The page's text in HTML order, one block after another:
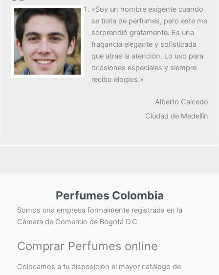
«Soy un hombre exigente cuando
se trata de perfumes, pero este me
sorprendió gratamente. Es una
fragancia elegante y sofisticada
que atrae la atención. Lo uso para
ocasiones especiales y siempre
recibo elogios.»
Alberto Caicedo
Ciudad de Medellín
Perfumes Colombia
Somos una empresa formalmente registrada en la
Cámara de Comercio de Bogotá D.C
Comprar Perfumes online
Colocamos a tu disposición el mayor catálogo de